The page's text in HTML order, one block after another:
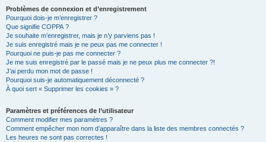
Problèmes de connexion et d’enregistrement
Pourquoi dois-je m’enregistrer ?
Que signifie COPPA ?
Je souhaite m’enregistrer, mais je n’y parviens pas !
Je suis enregistré mais je ne peux pas me connecter !
Pourquoi ne puis-je pas me connecter ?
Je me suis enregistré par le passé mais je ne peux plus me connecter ?!
J’ai perdu mon mot de passe !
Pourquoi suis-je automatiquement déconnecté ?
À quoi sert « Supprimer les cookies » ?
Paramètres et préférences de l’utilisateur
Comment modifier mes paramètres ?
Comment empêcher mon nom d’apparaître dans la liste des membres connectés ?
Les heures ne sont pas correctes !